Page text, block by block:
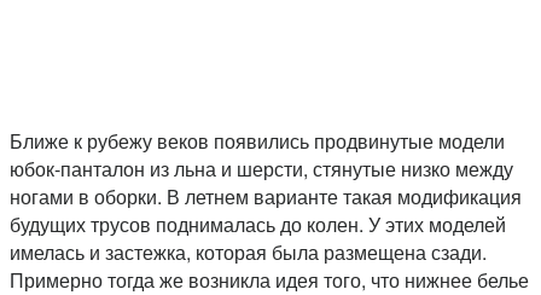
Ближе к рубежу веков появились продвинутые модели
юбок-панталон из льна и шерсти, стянутые низко между
ногами в оборки. В летнем варианте такая модификация
будущих трусов поднималась до колен. У этих моделей
имелась и застежка, которая была размещена сзади.
Примерно тогда же возникла идея того, что нижнее белье